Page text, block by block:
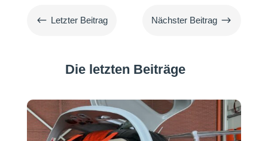
# Letzter Beitrag Nächster Beitrag $
Die letzten Beiträge